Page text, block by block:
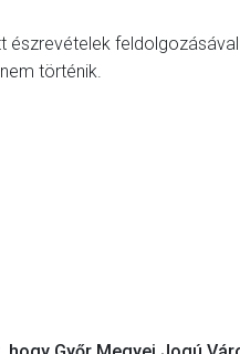
észrevételek
történik.